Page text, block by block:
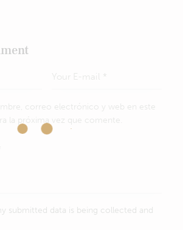
correo electrónico y web en este
la próxima vez que comente.
submitted data is being collected and